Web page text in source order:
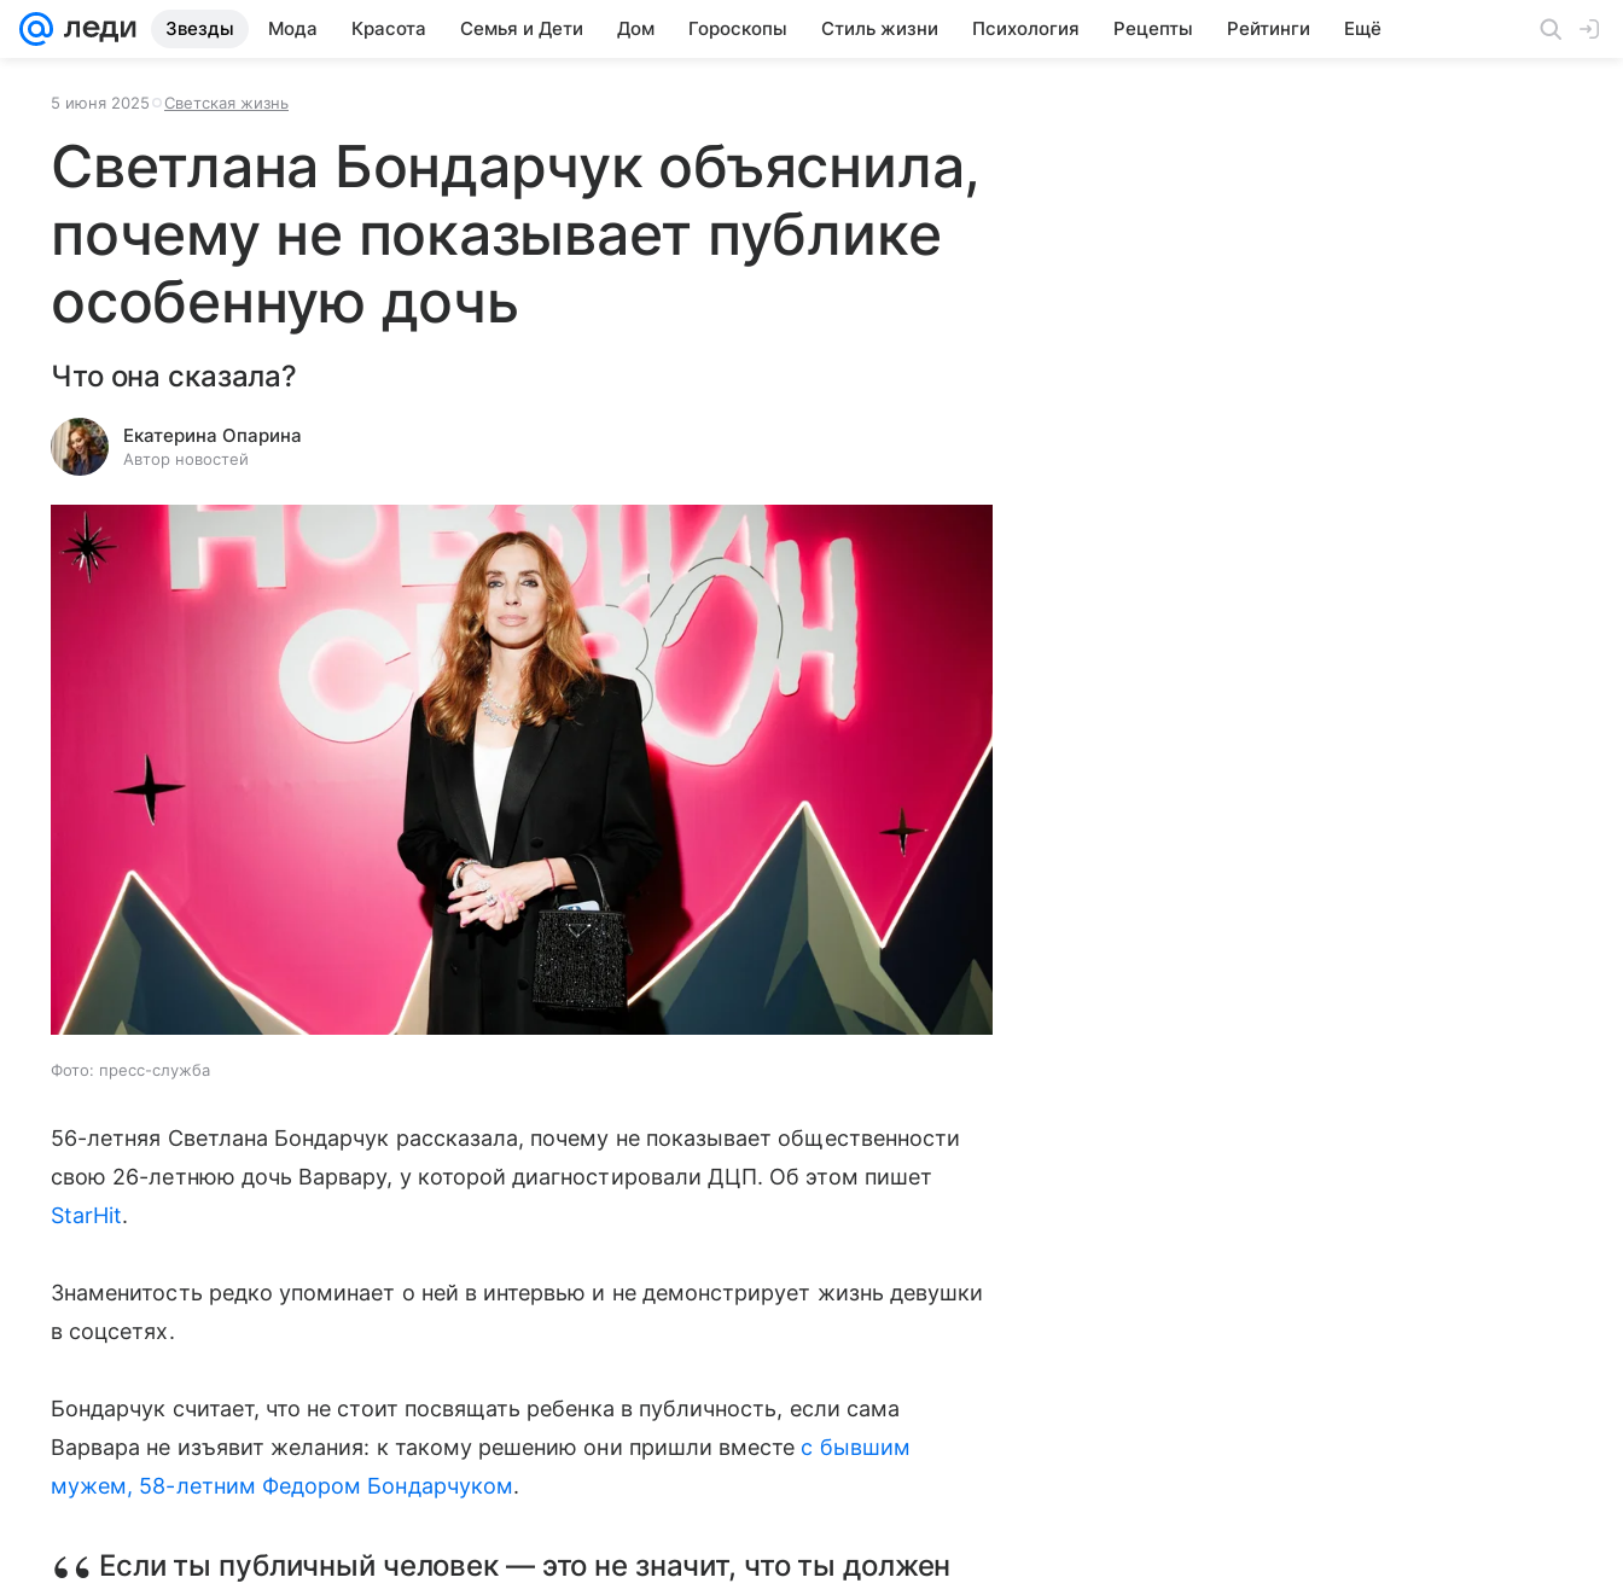
Звезды Мода Красота Семья и Дети Дом Гороскопы Стиль жизни Психология Рецепты Рейтинги Ещё
5 июня 2025 Светская жизнь
Светлана Бондарчук объяснила,
почему не показывает публике
особенную дочь
Что она сказала?
Екатерина Опарина
Автор новостей
Фото: пресс-служба
56-летняя Светлана Бондарчук рассказала, почему не показывает общественности
свою 26-летнюю дочь Варвару, у которой диагностировали ДЦП. Об этом пишет
StarHit.
Знаменитость редко упоминает о ней в интервью и не демонстрирует жизнь девушки
в соцсетях.
Бондарчук считает, что не стоит посвящать ребенка в публичность, если сама
Варвара не изъявит желания: к такому решению они пришли вместе с бывшим
мужем, 58-летним Федором Бондарчуком.
Если ты публичный человек — это не значит, что ты должен